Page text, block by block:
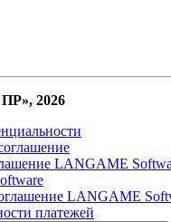
2026
LANGAME
LANGAME
платежей